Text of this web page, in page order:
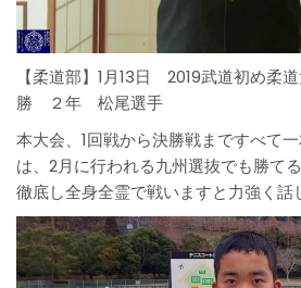
【柔道部】1月13日 2019武道初め
勝 ２年 松尾選手
本大会、1回戦から決勝戦まですべて
は、2月に行われる九州選抜でも勝て
徹底し全身全霊で戦いますと力強く話